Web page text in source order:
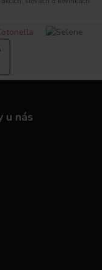
u nás